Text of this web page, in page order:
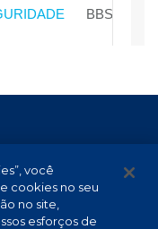
você
cookies no seu
no site,
esforços de